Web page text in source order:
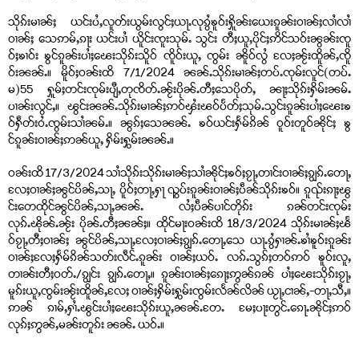
သိုၵ်းမၢၼ်ႈ ယင်းပႆႇလူတ်းယွမ်းလွင်ႈယႃႉလုၵွႆၶူဝ်းႁိူၼ်းယေးၵူၼ်းဝၢၼ်ႈလၢႆလၢႆ
ဝၢၼ်ႈ သေဢမ်ႇၵႃး ယင်းပၢႆ ယိူင်းၸူးသုမ်ႉ သွင်း တီႈယူႇပိုင်ႈဢိင်သဝ်းၼွၼ်းၸူ
ဝ်ႈၶၢဝ်း ၶွင်ၵူၼ်းပၢႆႈၽေးသိုၵ်းသိူဝ် ၸိူဝ်းယူႇ ၸွမ်း ၼိူဝ်လွႆ လႄႈၼႂ်းထိူၼ်ႇၸိူ
ဝ်းၼၼ်ႉ။ မိူဝ်ႈဝၼ်းထိ 7/1/2024 ၼၼ်ႉသိုၵ်းမၢၼ်ႈတပ်ႉၸုမ်းလူင်(တပ်ႉ
မ)55 ႁူမ်ႈတင်းၸုမ်းပျီႇတုၸိတ်ႉၼႂ်းပိုၼ်ႉတီႈသေပိုတ်ႇ ၼႃႈသိုၵ်းႁိမ်းၼမ်ႉ
ပၢၼ်းလွင်ႇ။ ၽွင်းၼၼ်ႉသိုၵ်းမၢၼ်ႈဢဝ်ၾႆးၽဝ်ပႅတ်ႈသုမ်ႉသွင်းၵူၼ်းပၢႆႈၽေးၶ
ဝ်ႁဵတ်းဝႆႉၸွမ်းသၢႆၼမ်ႉ။ ၼွၵ်ႈသေၼၼ်ႉ ၶဝ်ယင်းႁႅမ်ၵိၼ် ဝူဝ်းတူဝ်ၼိုင်ႈ ၶွ
င်ၵူၼ်းဝၢၼ်ႈဢၼ်ယူႇ ႁိမ်းႁွမ်းၼၼ်ႉ။
ဝၼ်းထိ 17/3/2024 သၢႆသိုၵ်းသိုၵ်းမၢၼ်ႈသၢႆၼိုင်ႈၶဝ်ႈၵႂႃႇတၢင်းဝၢၼ်ႈၵျွၵ်ႉတေႃႇ
လႄႈဝၢၼ်ႈၼွင်ပိၼ်ႇသႃႇ ပိူဝ်ႈတႃႇႁႃ ၺွပ်းၵူၼ်းဝၢၼ်ႈပဵၼ်သိုၵ်းၶဝ်။ ၵူၺ်းၵႃႈၽွ
င်းတေထိုင်ၼွင်ပိၼ်ႇသႃႇၼၼ်ႉ လႆႈပဵၼ်ပၢင်တိုၵ်း ၵၼ်တင်းၸုမ်း
လုၵ်ႉၽိုၼ်ႉၼႂ်း ပိုၼ်ႉတီႈၼၼ်ႈ။ ထိုင်မႃးဝၼ်းထိ 18/3/2024 သိုၵ်းမၢၼ်ႈၽႅ
ဝ်ၵႂႃႇတီႈဝၢၼ်ႈ ၼွင်ပိၼ်ႇသႃႇလႄႈဝၢၼ်ႈၵျွၵ်ႉတေႃႇသေ ယႃႉၵွႆႁၢၼ်ႉၶၢႆၶူဝ်းၵူၼ်း
ဝၢၼ်ႈလႄႈႁႅမ်ၵိၼ်သတ်းလဵင်ႉၵူၼ်း ဝၢၼ်ႈယဝ်ႉ လၵ်ႉသွၵ်ႈတဝ်ဢဝ် ၶူဝ်းလူႇ
တၢၼ်းတီႈဝတ်ႉ/ၵျွင်း ၵျွၵ်ႉတေႃႇ။ ၵူၼ်းဝၢၼ်ႈၵေႃႈဢွၼ်ၵၼ် ပၢႆႈၽေးသိုၵ်းၵႂႃႇ
မူၵ်းယူႇၸွမ်းၼႂ်းထိူၼ်ႇလႄႈ ဝၢၼ်ႈႁိမ်းႁွမ်းၸွမ်းလႅၼ်လိၼ် ယႂႃႇငၢၼ်ႇ-တႃႇသီႇ။
ဢၼ် ၵၢမ်ႇႁၢႆႉၽွင်းပၢႆႈၽေးသိုၵ်းယူႇၼၼ်ႉတႄႉ မႄႈပႃးတွင်ႉၵေႃႉၼိုင်ႈဢဝ်
လုၵ်ႈဢွၼ်ႇမၼ်းတူၵ်း ၼၼ်ႉ ယဝ်ႉ။